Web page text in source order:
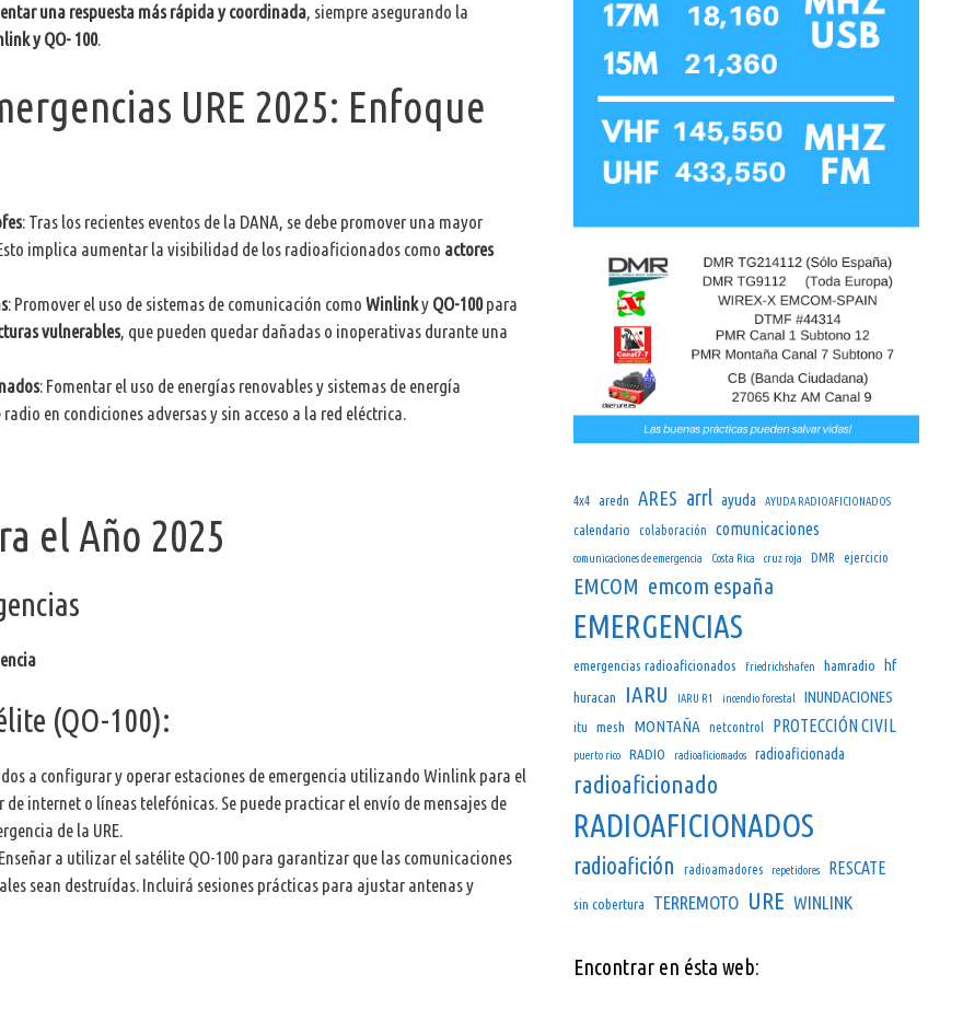
una respuesta más rápida y coordinada, siempre asegurando la
y QO- 100.
URE 2025: Enfoque
: Tras los recientes eventos de la DANA, se debe promover una mayor
implica aumentar la visibilidad de los radioaficionados como actores
: Promover el uso de sistemas de comunicación como Winlinky QO-100para
vulnerables, que pueden quedar dañadas o inoperativas durante una
: Fomentar el uso de energías renovables y sistemas de energía
en condiciones adversas y sin acceso a la red eléctrica.
el Año 2025
(QO-100):
a configurar y operar estaciones de emergencia utilizando Winlink para el
internet o líneas telefónicas. Se puede practicar el envío de mensajes de
de la URE.
a utilizar el satélite QO-100 para garantizar que las comunicaciones
sean destruídas. Incluirá sesiones prácticas para ajustar antenas y
4x4 aredn ARES arrl ayuda AYUDA RADIOAFICIONADOS
calendario colaboración comunicaciones
comunicaciones de emergencia Costa Rica cruz roja DMR ejercicio
EMCOM emcom españa
EMERGENCIAS
emergencias radioaficionados friedrichshafen hamradio hf
huracan IARU IARU R1 incendio forestal INUNDACIONES
itu mesh MONTAÑA netcontrol PROTECCIÓN CIVIL
puerto rico RADIO radioaficiomados radioaficionada
radioaficionado
RADIOAFICIONADOS
radioafición radioamadores repetidores RESCATE
sin cobertura TERREMOTO URE WINLINK
Encontrar en ésta web: